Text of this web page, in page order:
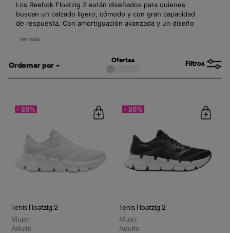
Los Reebok Floatzig 2 están diseñados para quienes
buscan un calzado ligero, cómodo y con gran capacidad
de respuesta. Con amortiguación avanzada y un diseño
estilo casual deportivo. Compra en línea en México y
Ver más
Filtros
Ofertas
Ordernar por
- 20%
Tenis Floatzig 2
Mujer
Adulto
- 20%
Tenis Floatzig 2
Mujer
Adulto